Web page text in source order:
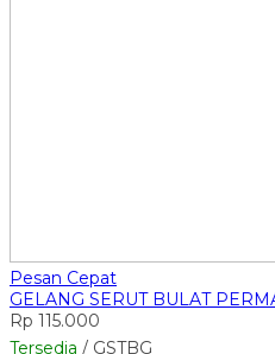
Pesan Cepat
GELANG SERUT BULAT
Rp 115.000
Tersedia / GSTBG